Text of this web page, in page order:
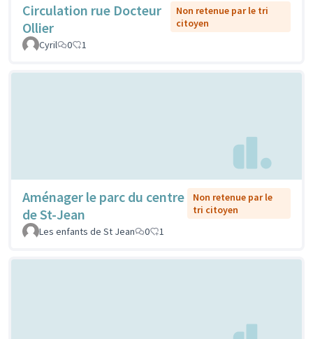
Circulation rue Docteur
Ollier
Non retenue par le tri
citoyen
Cyril
0 1
Aménager le parc du centre
de St-Jean
Non retenue par le
tri citoyen
Les enfants de St Jean
0 1